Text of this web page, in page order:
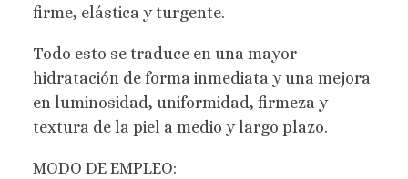
firme, elástica y turgente.
Todo esto se traduce en una mayor
hidratación de forma inmediata y una mejora
en luminosidad, uniformidad, firmeza y
textura de la piel a medio y largo plazo.
MODO DE EMPLEO: